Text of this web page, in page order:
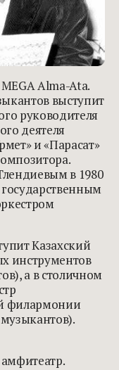
Alma-Ata.
выступит
руководителя
деятеля
и «Парасат»
в 1980
Казахский
инструментов
а в столичном
филармонии